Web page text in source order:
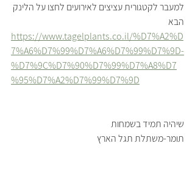
למעבר לקטגורית עציצים לאירועים לחצו על הלינק
הבא
https://www.tagelplants.co.il/%D7%A2%D
7%A6%D7%99%D7%A6%D7%99%D7%9D-
%D7%9C%D7%90%D7%99%D7%A8%D7
%95%D7%A2%D7%99%D7%9D
שיהיה תמיד בשמחות
תומר-משתלת תגל הארץ